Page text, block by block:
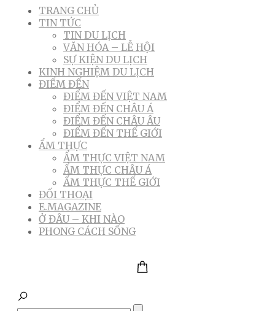
TRANG CHỦ
TIN TỨC
TIN DU LỊCH
VĂN HÓA – LỄ HỘI
SỰ KIỆN DU LỊCH
KINH NGHIỆM DU LỊCH
ĐIỂM ĐẾN
ĐIỂM ĐẾN VIỆT NAM
ĐIỂM ĐẾN CHÂU Á
ĐIỂM ĐẾN CHÂU ÂU
ĐIỂM ĐẾN THẾ GIỚI
ẨM THỰC
ẨM THỰC VIỆT NAM
ẨM THỰC CHÂU Á
ẨM THỰC THẾ GIỚI
ĐỐI THOẠI
E.MAGAZINE
Ở ĐÂU – KHI NÀO
PHONG CÁCH SỐNG